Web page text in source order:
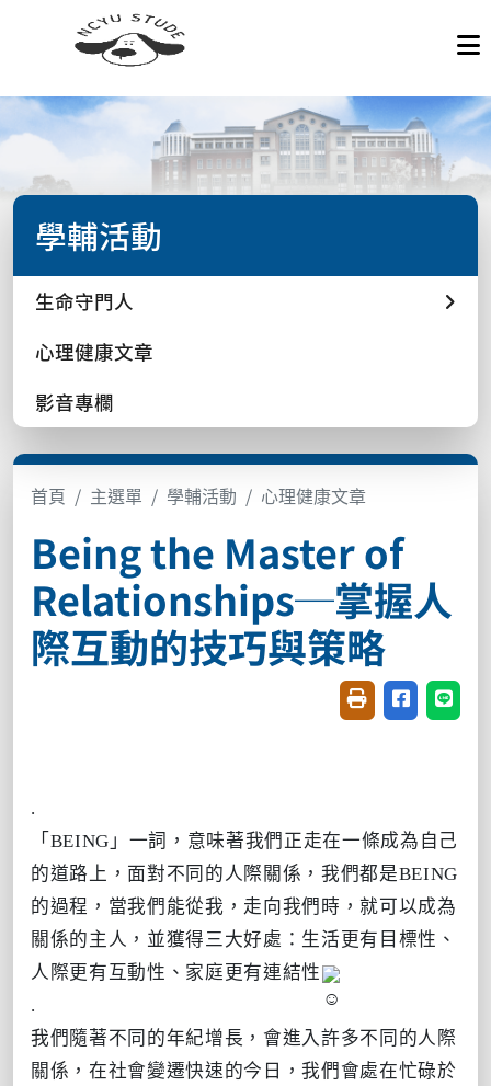
學輔活動
生命守門人
心理健康文章
影音專欄
首頁 主選單 學輔活動 心理健康文章
Being the Master of
Relationships─掌握人
際互動的技巧與策略
友善列印(開新視
分享至臉書
分享
.
「BEING」一詞，意味著我們正走在一條成為自己
的道路上，面對不同的人際關係，我們都是BEING
的過程，當我們能從我，走向我們時，就可以成為
關係的主人，並獲得三大好處：生活更有目標性、
人際更有互動性、家庭更有連結性
.
我們隨著不同的年紀增長，會進入許多不同的人際
關係，在社會變遷快速的今日，我們會處在忙碌於